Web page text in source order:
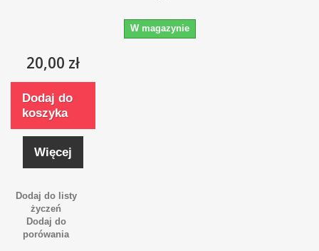
W magazynie
20,00 zł
Dodaj do
koszyka
Więcej
Dodaj do listy
życzeń
Dodaj do
porówania